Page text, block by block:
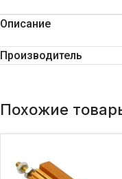
Описание
Производитель
Похожие